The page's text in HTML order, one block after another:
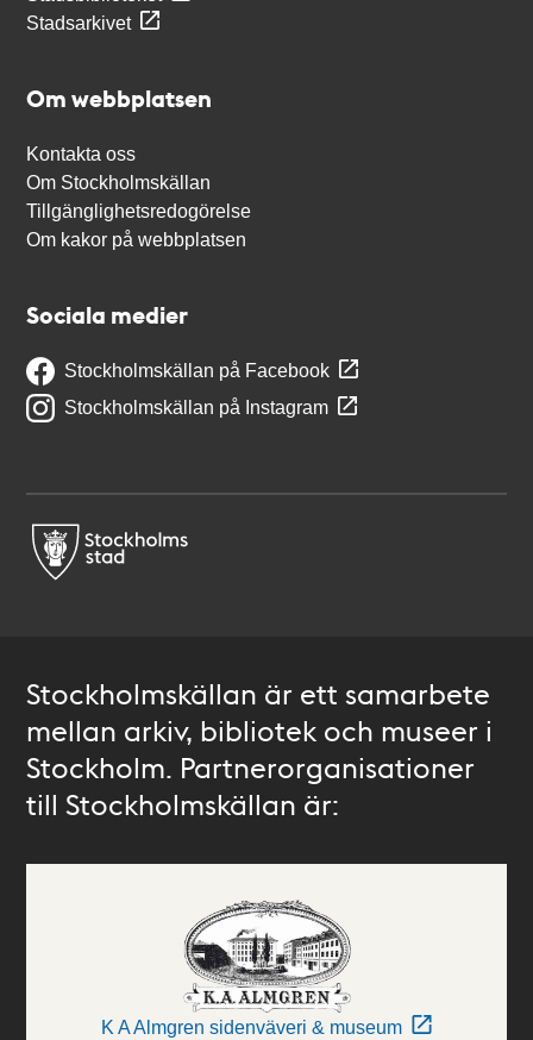
Stadsarkivet
Om webbplatsen
Kontakta oss
Om Stockholmskällan
Tillgänglighetsredogörelse
Om kakor på webbplatsen
Sociala medier
Stockholmskällan på Facebook
Stockholmskällan på Instagram
Stockholmskällan är ett samarbete
mellan arkiv, bibliotek och museer i
Stockholm. Partnerorganisationer
till Stockholmskällan är:
K A Almgren sidenväveri & museum